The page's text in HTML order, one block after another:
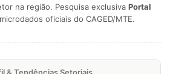
na região. Pesquisa exclusiva Portal
oficiais do CAGED/MTE.